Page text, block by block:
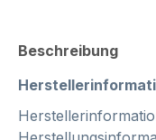
Beschreibung